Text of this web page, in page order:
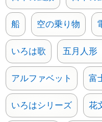
船 空の乗り物
いろは歌 五月人形
アルファベット 富
いろはシリーズ 花